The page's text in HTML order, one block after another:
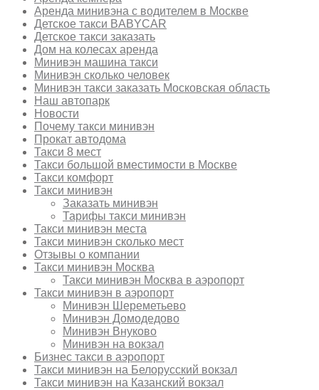
Аренда минивэна с водителем в Москве
Детское такси BABYCAR
Детское такси заказать
Дом на колесах аренда
Минивэн машина такси
Минивэн сколько человек
Минивэн такси заказать Московская область
Наш автопарк
Новости
Почему такси минивэн
Прокат автодома
Такси 8 мест
Такси большой вместимости в Москве
Такси комфорт
Такси минивэн
Заказать минивэн
Тарифы такси минивэн
Такси минивэн места
Такси минивэн сколько мест
Отзывы о компании
Такси минивэн Москва
Такси минивэн Москва в аэропорт
Такси минивэн в аэропорт
Минивэн Шереметьево
Минивэн Домодедово
Минивэн Внуково
Минивэн на вокзал
Бизнес такси в аэропорт
Такси минивэн на Белорусский вокзал
Такси минивэн на Казанский вокзал